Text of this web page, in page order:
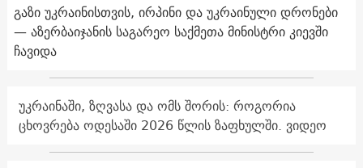
გაზი უკრაინისთვის, ირპინი და უკრაინული დრონები
— აზერბაიჯანის საგარეო საქმეთა მინისტრი კიევში
ჩავიდა
უკრაინაში, ზღვასა და ომს შორის: როგორია
ცხოვრება ოდესაში 2026 წლის ზაფხულში. ვიდეო